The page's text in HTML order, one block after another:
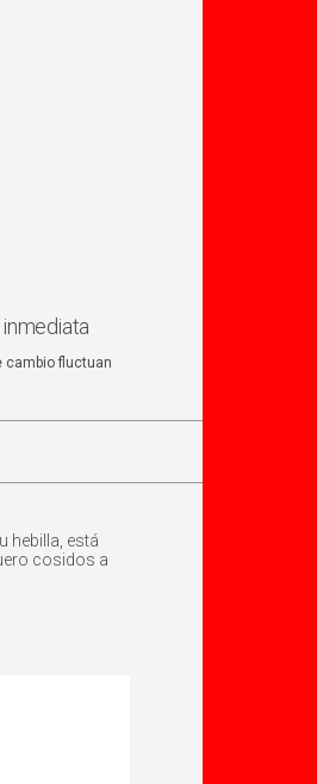
cambio fluctuan
hebilla, está
cosidos a